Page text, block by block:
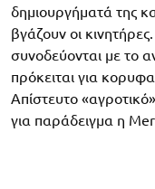
δημιουργήματά της
βγάζουν οι
συνοδεύονται με το
πρόκειται για
Απίστευτο
για παράδειγμα η